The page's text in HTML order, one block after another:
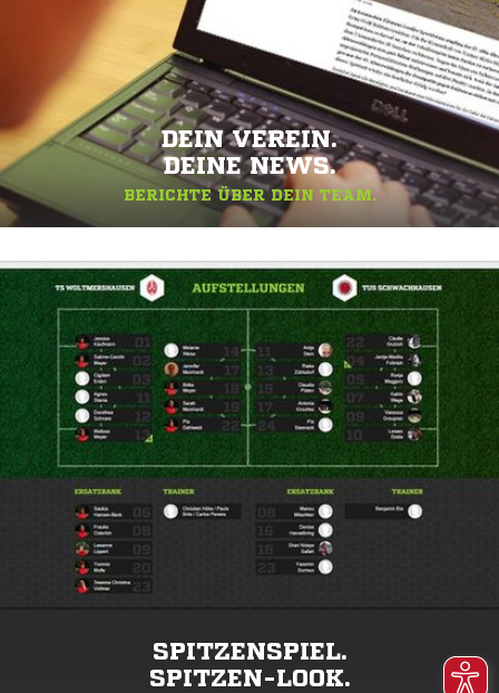
DEIN VEREIN.
DEINE NEWS.
BERICHTE ÜBER DEIN TEAM.
SPITZENSPIEL.
SPITZEN-LOOK.